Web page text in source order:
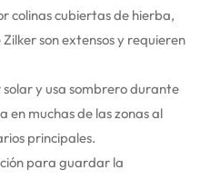
colinas cubiertas de hierba,
son extensos y requieren
y usa sombrero durante
en muchas de las zonas al
principales.
para guardar la